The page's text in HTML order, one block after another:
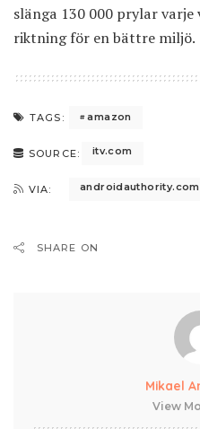
slänga 130 000 prylar
riktning för en bättre miljö.
TAGS: amazon
SOURCE: itv.com
VIA: androidauthority.com
SHARE ON
Mikael
View